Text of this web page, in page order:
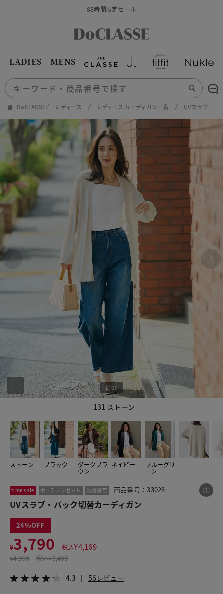
88時間限定セール
LADIES MENS
DoCLASSE レディース レディース カーディガン一覧 UVスラブ・バ
131 ストーン
1 |19
ストーン ブラック ダークブラ
ウン
ネイビー ブルーグリ
ーン
1 19
time sale ポーチプレゼント 洗濯機可 商品番号：33028
UVスラブ・バック切替カーディガン
24
¥3,790 税込¥4,169
¥4,990 税込¥5,489
4.3 56レビュー
この商品をシェアする
UVスラブ・バック切替カーディガン